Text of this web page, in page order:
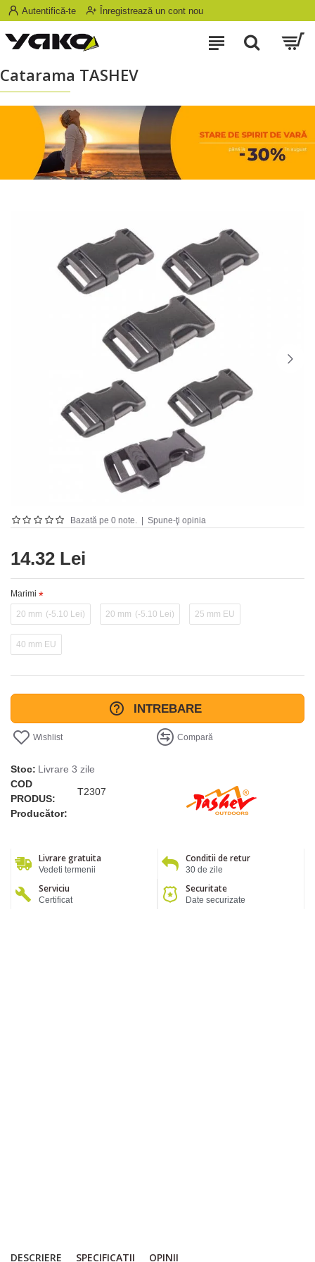
Autentifică-te Înregistrează un cont nou
Catarama ТASHEV
Bazată pe 0 note. Spune-ţi opinia
14.32 Lei
Marimi
20 mm (-5.10 Lei) 20 mm (-5.10 Lei) 25 mm EU
40 mm EU
INTREBARE
Wishlist Compară
Stoc: Livrare 3 zile
COD
PRODUS:
T2307
Producător:
Livrare gratuita
Vedeti termenii
Conditii de retur
30 de zile
Serviciu
Certificat
Securitate
Date securizate
DESCRIERE SPECIFICATII OPINII